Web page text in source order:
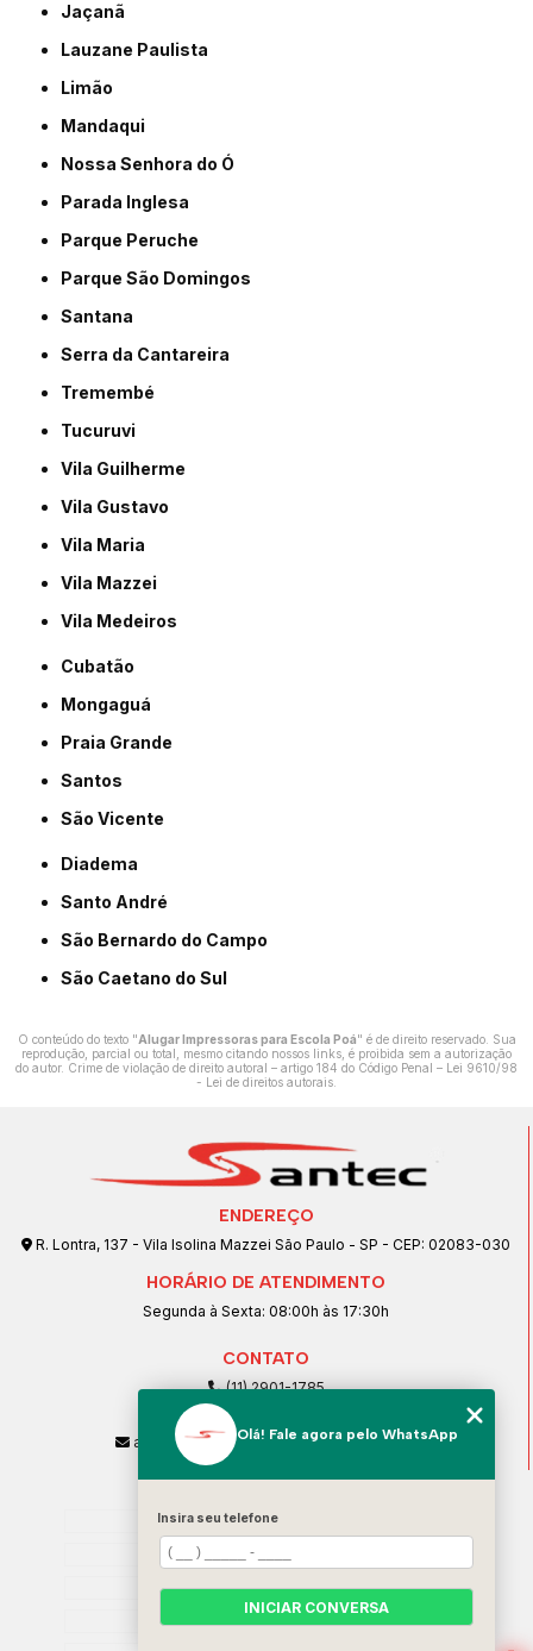
Jaçanã
Lauzane Paulista
Limão
Mandaqui
Nossa Senhora do Ó
Parada Inglesa
Parque Peruche
Parque São Domingos
Santana
Serra da Cantareira
Tremembé
Tucuruvi
Vila Guilherme
Vila Gustavo
Vila Maria
Vila Mazzei
Vila Medeiros
Cubatão
Mongaguá
Praia Grande
Santos
São Vicente
Diadema
Santo André
São Bernardo do Campo
São Caetano do Sul
O conteúdo do texto "Alugar Impressoras para Escola Poá" é de direito reservado. Sua
reprodução, parcial ou total, mesmo citando nossos links, é proibida sem a autorização
do autor. Crime de violação de direito autoral – artigo 184 do Código Penal – Lei 9610/98
- Lei de direitos autorais
ENDEREÇO
R. Lontra, 137 - Vila Isolina Mazzei São Paulo - SP - CEP: 02083-030
HORÁRIO DE ATENDIMENTO
Segunda à Sexta: 08:00h às 17:30h
CONTATO
(11) 2901-1785
(11) 99239-1832
atendimento@santeccopiadoras.com.br
Home
Empresa
SERVIÇOS
Contato
Olá! Fale agora pelo WhatsApp
Insira seu telefone
INICIAR CONVERSA